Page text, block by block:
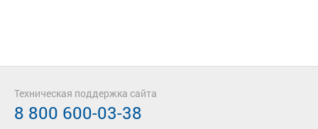
Техническая поддержка сайта
8 800 600-03-38